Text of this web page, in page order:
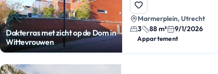
Dakterras met zicht op de Dom in
Wittevrouwen
Marmerplein, Utrecht
3
88 m² 9/1/2026
Appartement